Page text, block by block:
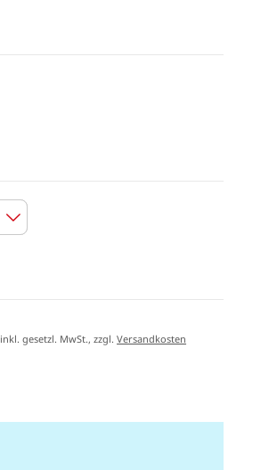
inkl. gesetzl. MwSt., zzgl.Versandkosten